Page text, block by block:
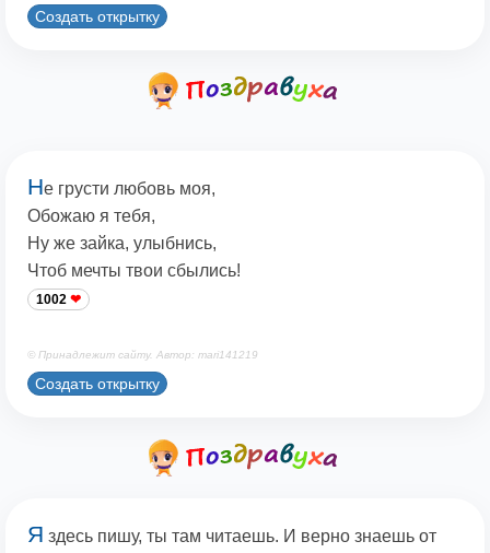
Создать открытку
Не грусти любовь моя,
Обожаю я тебя,
Ну же зайка, улыбнись,
Чтоб мечты твои сбылись!
1002
© Принадлежит сайту. Автор: mari141219
Создать открытку
Я здесь пишу, ты там читаешь. И верно знаешь от